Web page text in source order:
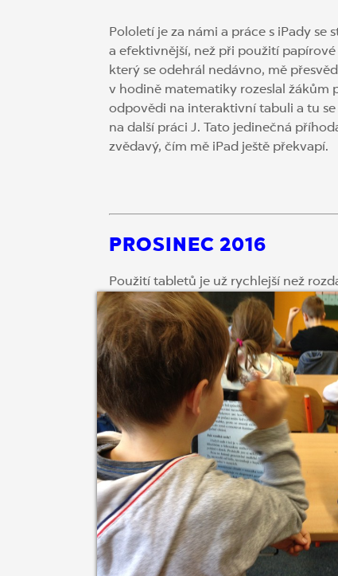
Pololetí je za námi a práce s iPady
a efektivnější, než při použití
který se odehrál nedávno, mě
v hodině matematiky rozeslal žákům
odpovědi na interaktivní tabuli a tu
na další práci J. Tato jedinečná
zvědavý, čím mě iPad ještě překvapí.
PROSINEC 2016
Použití tabletů je už rychlejší než